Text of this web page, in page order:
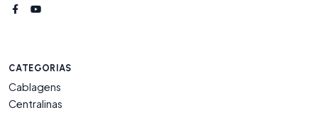
CATEGORIAS
Cablagens
Centralinas